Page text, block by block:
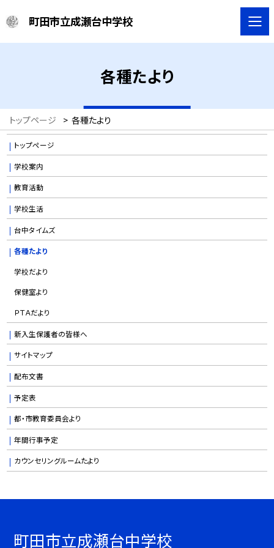
町田市立成瀬台中学校
各種たより
トップページ > 各種たより
トップページ
学校案内
教育活動
学校生活
台中タイムズ
各種たより
学校だより
保健室より
ＰＴＡだより
新入生保護者の皆様へ
サイトマップ
配布文書
予定表
都・市教育委員会より
年間行事予定
カウンセリングルームたより
町田市立成瀬台中学校